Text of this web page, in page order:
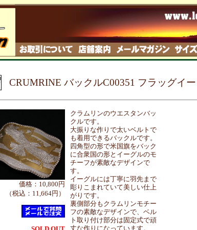
CRUMRINE バックルC00351 フラッグイ
価格：10,800円
（税込：11,664円）
クラムリンのウエスタンバッ
クルです。
大振りな作りで太いベルトで
も着用できるバックルです。
四角型の形で米国旗をバック
に合衆国の形とイーグルのモ
チーフが素敵なデザインで
す。
イーグルには丁寧に羽先まで
彫りこまれていて美しい仕上
がりです。
裏側部分もクラムリンモチー
フの素敵なデザインで、ベル
ト取り付け部分は固定式で頑
丈な作りになっています。